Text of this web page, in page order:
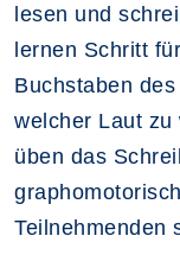
lesen und
lernen Schritt
Buchstaben
welcher Laut zu
üben das
Teilnehmenden